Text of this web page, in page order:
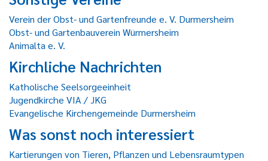
Verein der Obst- und Gartenfreunde e. V. Durmersheim
Obst- und Gartenbauverein Würmersheim
Animalta e. V.
Kirchliche Nachrichten
Katholische Seelsorgeeinheit
Jugendkirche VIA / JKG
Evangelische Kirchengemeinde Durmersheim
Was sonst noch interessiert
Kartierungen von Tieren, Pflanzen und Lebensraumtypen